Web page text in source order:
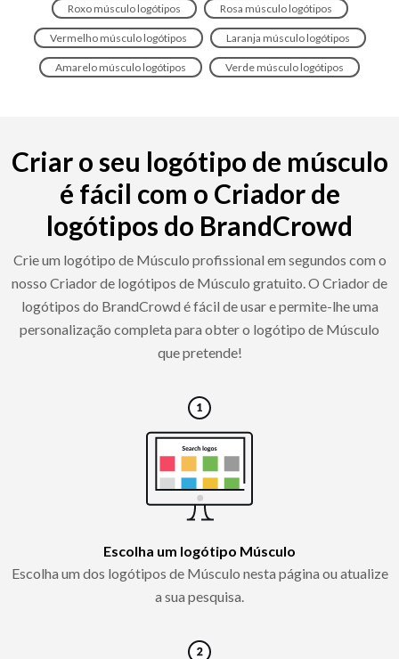
Roxo músculo logótipos Rosa músculo logótipos
Vermelho músculo logótipos Laranja músculo logótipos
Amarelo músculo logótipos Verde músculo logótipos
Criar o seu logótipo de músculo
é fácil com o Criador de
logótipos do BrandCrowd
Crie um logótipo de Músculo profissional em segundos com o
nosso Criador de logótipos de Músculo gratuito. O Criador de
logótipos do BrandCrowd é fácil de usar e permite-lhe uma
personalização completa para obter o logótipo de Músculo
que pretende!
Escolha um logótipo Músculo
Escolha um dos logótipos de Músculo nesta página ou atualize
a sua pesquisa.